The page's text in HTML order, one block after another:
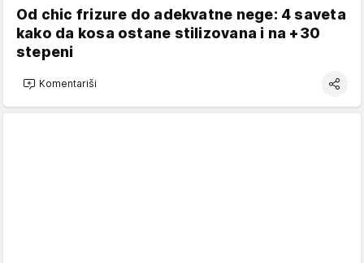
Od chic frizure do adekvatne nege: 4 saveta
kako da kosa ostane stilizovana i na +30
stepeni
Komentariši